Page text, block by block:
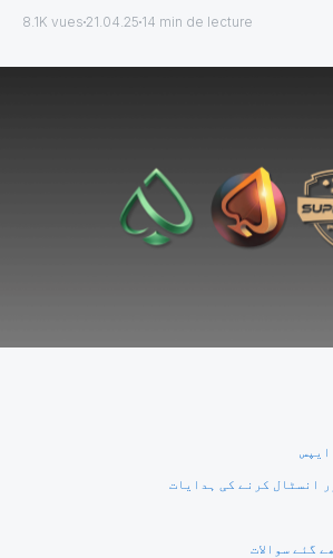
8.1K vues 21.04.25 14 min de lecture
انسٹال کرنے کی ہدایات